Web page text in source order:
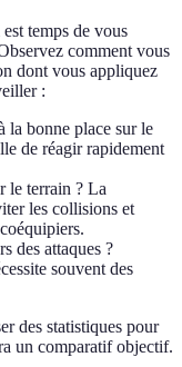
temps de vous
comment vous
dont vous appliquez
:
la bonne place sur le
de réagir rapidement
le terrain ? La
les collisions et
des attaques ?
souvent des
des statistiques pour
un comparatif objectif.